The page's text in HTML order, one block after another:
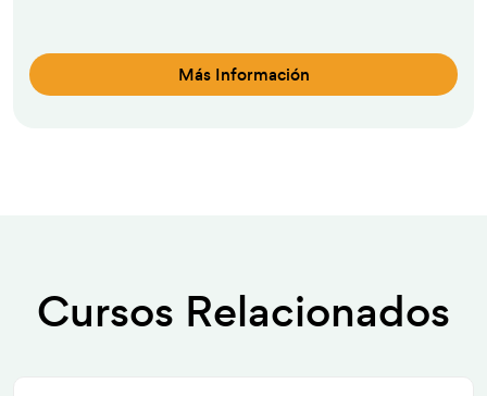
Más Información
Cursos Relacionados